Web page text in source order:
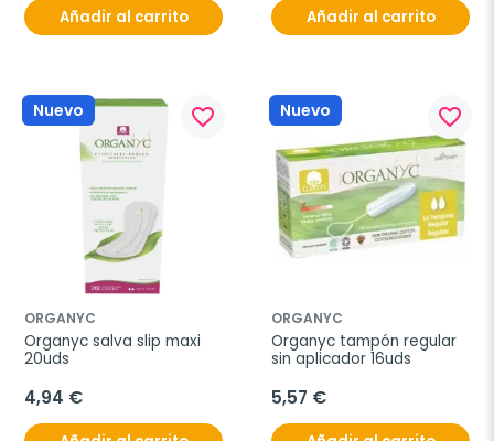
Añadir al carrito Añadir al carrito
Nuevo favorite_border
ORGANYC
Organyc salva slip maxi
20uds
4,94 €
Nuevo favorite_border
ORGANYC
Organyc tampón regular
sin aplicador 16uds
5,57 €